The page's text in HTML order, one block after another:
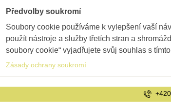
Předvolby soukromí
Soubory cookie používáme k vylepšení vaší
použít nástroje a služby třetích stran a
soubory cookie“ vyjadřujete svůj souhlas s
Zásady ochrany soukromí